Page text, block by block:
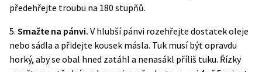
předehřejte troubu na 180 stupňů.
5. Smažte na pánvi. V hlubší pánvi rozehřejte dostatek oleje
nebo sádla a přidejte kousek másla. Tuk musí být opravdu
horký, aby se obal hned zatáhl a nenasákl příliš tuku. Řízky